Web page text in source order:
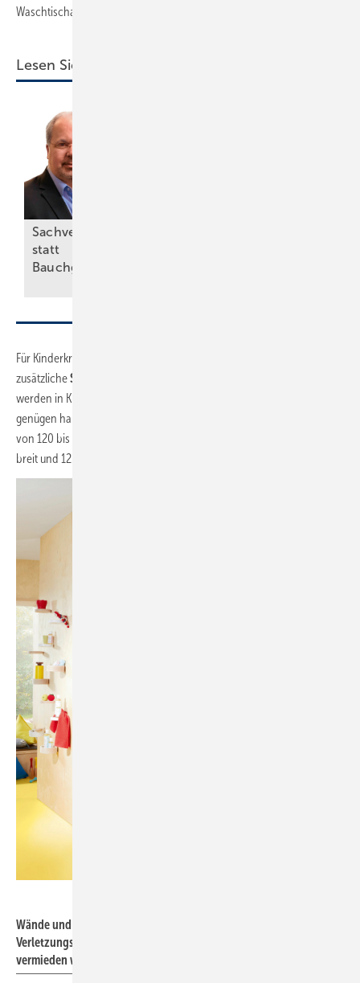
Waschtischanlage.
Lesen Sie auch:
Sachverstand
statt
Bauchgefühl
Für Kinderkrippen mit Kindern unter drei Jahren empfiehlt sich eine
zusätzlicheSäuglingswanne
werden in Kindergärten in der Regel nicht raumhoch ausgeführt, es
genügen halbhohe Trennwände. Empfohlen wird dabei eine Höhe
von 120 bis 140 cm. Die Kabine sollte außerdem mindestens 90 cm
breit und 125 cm tief sein.
Wände und Stützen müssen so beschaffen sein, dass
Verletzungsgefahren durch scharfe Kanten und raue Oberflächen
vermieden werden.